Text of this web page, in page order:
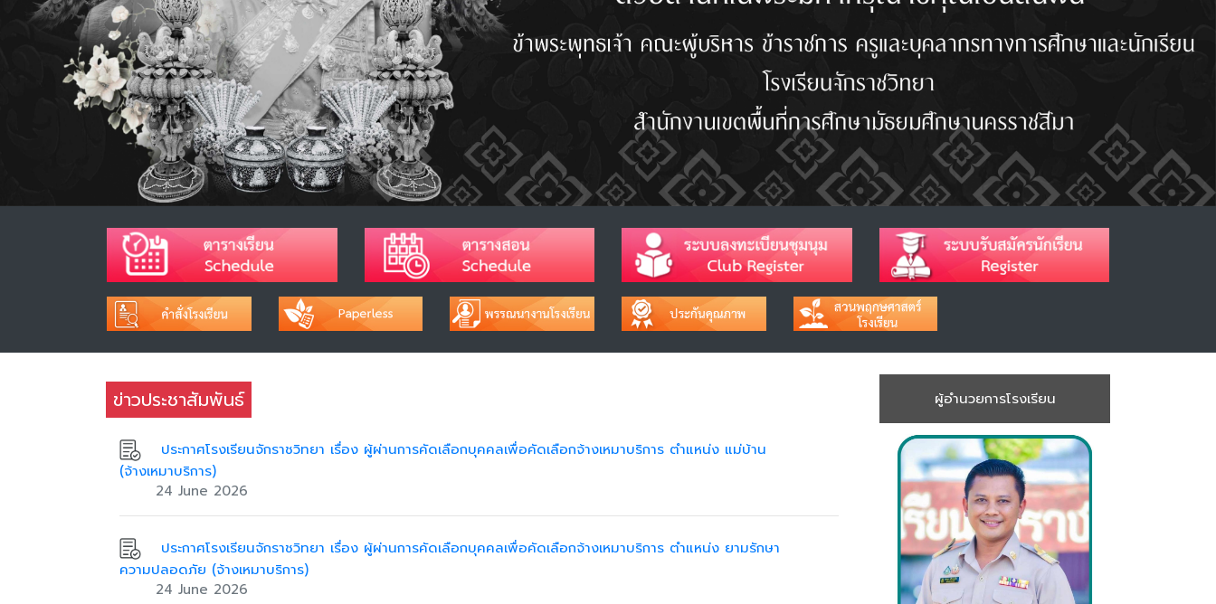
ข่าวประชาสัมพันธ์
ประกาศโรงเรียนจักราชวิทยา เรื่อง ผู้ผ่านการคัดเลือกบุคคลเพื่อคัดเลือกจ้างเหมาบริการ ตำแหน่ง แม่บ้าน
(จ้างเหมาบริการ)
24 June 2026
ประกาศโรงเรียนจักราชวิทยา เรื่อง ผู้ผ่านการคัดเลือกบุคคลเพื่อคัดเลือกจ้างเหมาบริการ ตำแหน่ง ยามรักษา
ความปลอดภัย (จ้างเหมาบริการ)
24 June 2026
ผู้อำนวยการโรงเรียน